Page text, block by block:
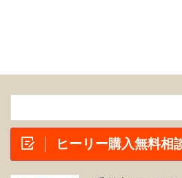
ヒーリー購入無料相